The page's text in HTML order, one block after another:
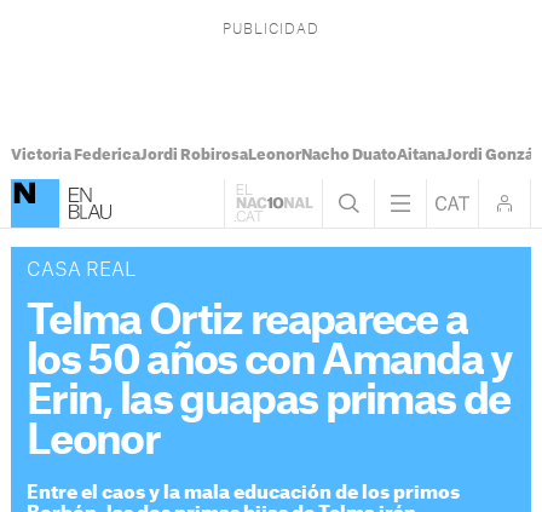
Victoria FedericaJordi RobirosaLeonorNacho DuatoAitanaJordi
CASA REAL
Telma Ortiz reaparece a
los 50 años con Amanda y
Erin, las guapas primas de
Leonor
Entre el caos y la mala educación de los primos